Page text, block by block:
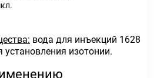
вода для инъекций 1628
изотонии.